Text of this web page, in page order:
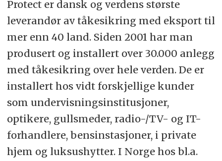
Protect er dansk og verdens største
leverandør av tåkesikring med eksport til
mer enn 40 land. Siden 2001 har man
produsert og installert over 30.000 anlegg
med tåkesikring over hele verden. De er
installert hos vidt forskjellige kunder
som undervisningsinstitusjoner,
optikere, gullsmeder, radio-/TV- og IT-
forhandlere, bensinstasjoner, i private
hjem og luksushytter. I Norge hos bl.a.